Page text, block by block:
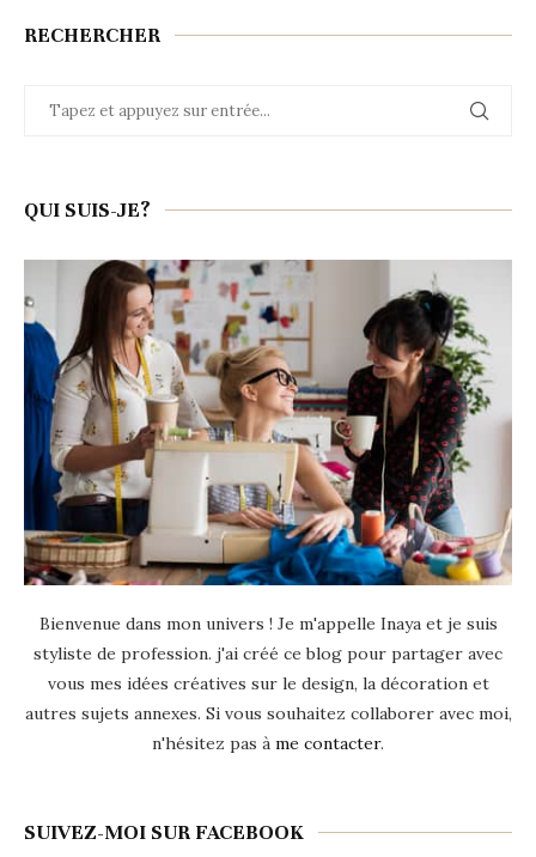
RECHERCHER
QUI SUIS-JE?
Bienvenue dans mon univers ! Je m'appelle Inaya et je suis
styliste de profession. j'ai créé ce blog pour partager avec
vous mes idées créatives sur le design, la décoration et
autres sujets annexes. Si vous souhaitez collaborer avec moi,
n'hésitez pas à me contacter.
SUIVEZ-MOI SUR FACEBOOK